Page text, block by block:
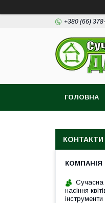
+380 (66)
ГОЛОВНА
КОНТАКТИ
Сучасна
насіння
інструменти